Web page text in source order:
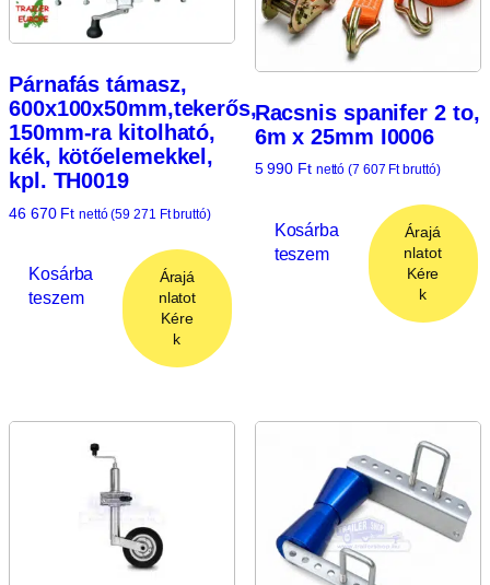
Párnafás támasz,
600x100x50mm,tekerős,
150mm-ra kitolható,
kék, kötőelemekkel,
kpl. TH0019
46 670 Ft nettó (59 271 Ftbruttó)
Kosárba
teszem
Árajá
nlatot
Kére
k
Racsnis spanifer 2 to,
6m x 25mm I0006
5 990 Ft nettó (7 607 Ftbruttó)
Kosárba
teszem
Árajá
nlatot
Kére
k